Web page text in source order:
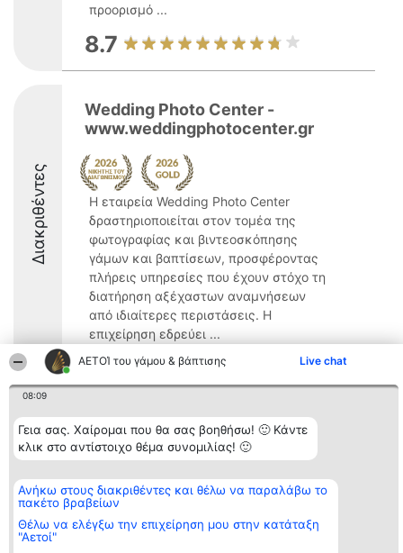
ΑΕΤΟΊ του γάμου & βάπτισης Live chat
08:09
Γεια σας. Χαίρομαι που θα σας βοηθήσω! 🙂 Κάντε
κλικ στο αντίστοιχο θέμα συνομιλίας! 🙂
Ανήκω στους διακριθέντες και θέλω να παραλάβω το
πακέτο βραβείων
Θέλω να ελέγξω την επιχείρηση μου στην κατάταξη
"Αετοί"
προορισμό ...
8.7
Διακριθέντες
Wedding Photo Center -
www.weddingphotocenter.gr
Η εταιρεία Wedding Photo Center
δραστηριοποιείται στον τομέα της
φωτογραφίας και βιντεοσκόπησης
γάμων και βαπτίσεων, προσφέροντας
πλήρεις υπηρεσίες που έχουν στόχο τη
διατήρηση αξέχαστων αναμνήσεων
από ιδιαίτερες περιστάσεις. Η
επιχείρηση εδρεύει ...
9.4
Διοργανωτής της
κατάταξης
BEAUTIFUL COMPANY
ΤΗΛ. ΕΠΙΚΟΙΝΩΝΙΑΣ:
2104128019
email:
aetoi@beautifulcompany.co
Κατάταξη
Διακριθέντες
Λίστα όλων
διακριθέντων
Μεθοδολογία
προϋποθέσεις
Επικοινωνία